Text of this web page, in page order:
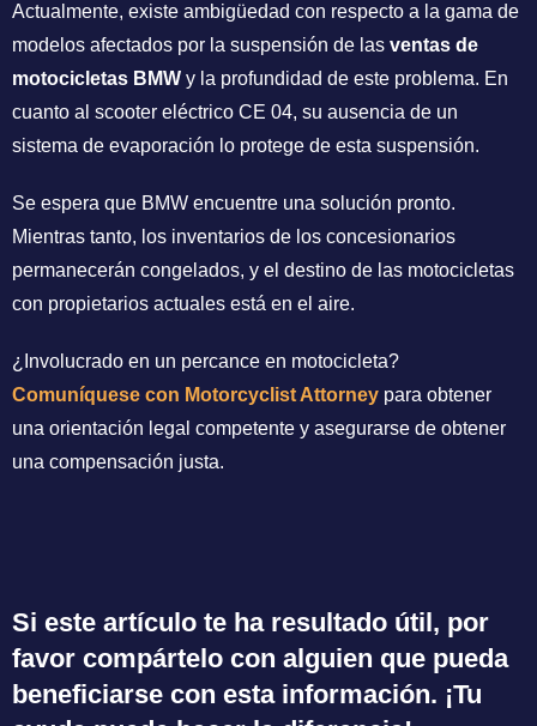
Actualmente, existe ambigüedad con respecto a la gama de
modelos afectados por la suspensión de las ventas de
motocicletas BMW y la profundidad de este problema. En
cuanto al scooter eléctrico CE 04, su ausencia de un
sistema de evaporación lo protege de esta suspensión.
Se espera que BMW encuentre una solución pronto.
Mientras tanto, los inventarios de los concesionarios
permanecerán congelados, y el destino de las motocicletas
con propietarios actuales está en el aire.
¿Involucrado en un percance en motocicleta?
Comuníquese con Motorcyclist Attorney para obtener
una orientación legal competente y asegurarse de obtener
una compensación justa.
Si este artículo te ha resultado útil, por
favor compártelo con alguien que pueda
beneficiarse con esta información. ¡Tu